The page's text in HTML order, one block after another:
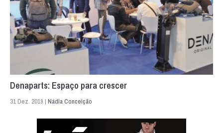
Denaparts: Espaço para crescer
31 Dez. 2019 | Nádia Conceição